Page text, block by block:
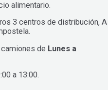
alimentario.
3 centros de distribución, A
de Lunes a
a 13:00.